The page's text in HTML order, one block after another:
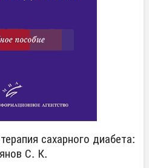
сахарного диабета:
С. К.